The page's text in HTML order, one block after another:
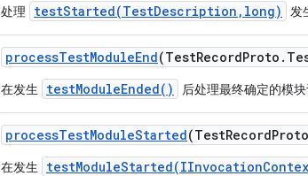
处理 testStarted(TestDescription,long) 发
processTestModuleEnd(TestRecordProto .
在发生 testModuleEnded() 后处理最终确定的模
processTestModuleStarted(TestRecordProto
在发生